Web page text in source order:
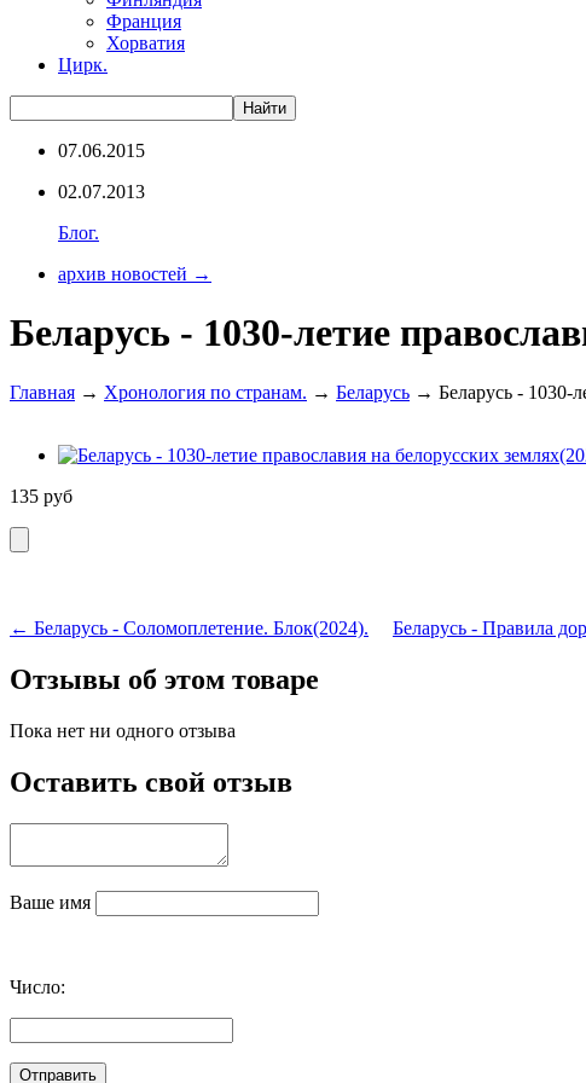
Франция
Хорватия
Цирк.
07.06.2015
02.07.2013
Блог.
архив новостей →
Беларусь - 1030-летие
Главная → Хронология по странам. → Беларусь → Беларусь - 1030-
135 руб
← Беларусь - Соломоплетение. Блок(2024). Беларусь - Правила
Отзывы об этом товаре
Пока нет ни одного отзыва
Оставить свой отзыв
Ваше имя
Число: